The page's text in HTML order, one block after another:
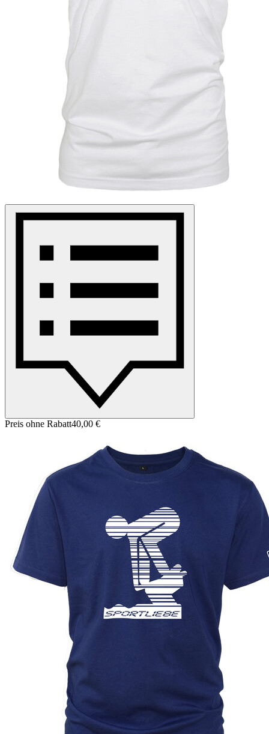
Preis ohne Rabatt40,00 €